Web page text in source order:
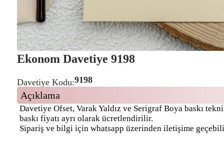
Ekonom Davetiye 9198
Davetiye Kodu:9198
Açıklama
Davetiye Ofset, Varak Yaldız ve Serigraf Boya baskı
baskı fiyatı ayrı olarak ücretlendirilir.
Sipariş ve bilgi için whatsapp üzerinden iletişime